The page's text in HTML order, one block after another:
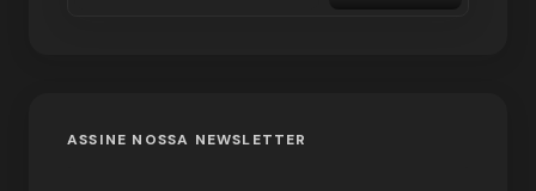
ASSINE NOSSA NEWSLETTER